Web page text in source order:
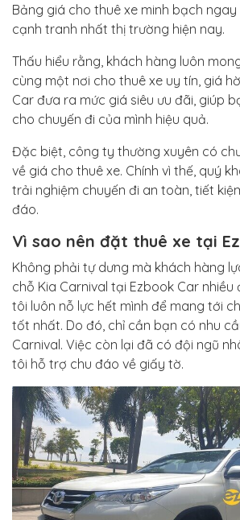
Bảng giá cho thuê xe minh bạch
cạnh tranh nhất thị trường hiện nay.
Thấu hiểu rằng, khách hàng luôn
cùng một nơi cho thuê xe uy tín, giá
Car đưa ra mức giá siêu ưu đãi, giúp
cho chuyến đi của mình hiệu quả.
Đặc biệt, công ty thường xuyên có
về giá cho thuê xe. Chính vì thế, quý
trải nghiệm chuyến đi an toàn, tiết
đáo.
Vì sao nên đặt thuê xe tại
Không phải tự dưng mà khách hàng
chỗ Kia Carnival tại Ezbook Car nhiều
tôi luôn nỗ lực hết mình để mang tới
tốt nhất. Do đó, chỉ cần bạn có nhu
Carnival. Việc còn lại đã có đội ngũ
tôi hỗ trợ chu đáo về giấy tờ.